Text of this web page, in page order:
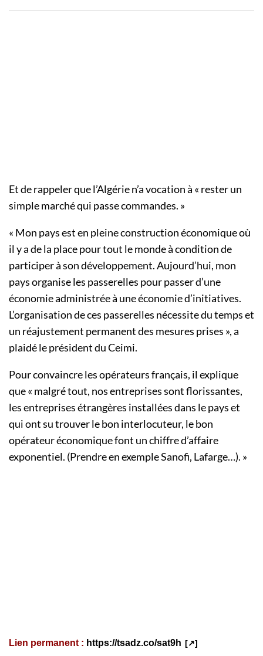
Et de rappeler que l’Algérie n’a vocation à « rester un
simple marché qui passe commandes. »
« Mon pays est en pleine construction économique où
il y a de la place pour tout le monde à condition de
participer à son développement. Aujourd’hui, mon
pays organise les passerelles pour passer d’une
économie administrée à une économie d’initiatives.
L’organisation de ces passerelles nécessite du temps et
un réajustement permanent des mesures prises », a
plaidé le président du Ceimi.
Pour convaincre les opérateurs français, il explique
que « malgré tout, nos entreprises sont florissantes,
les entreprises étrangères installées dans le pays et
qui ont su trouver le bon interlocuteur, le bon
opérateur économique font un chiffre d’affaire
exponentiel. (Prendre en exemple Sanofi, Lafarge…). »
Lien permanent : https://tsadz.co/sat9h